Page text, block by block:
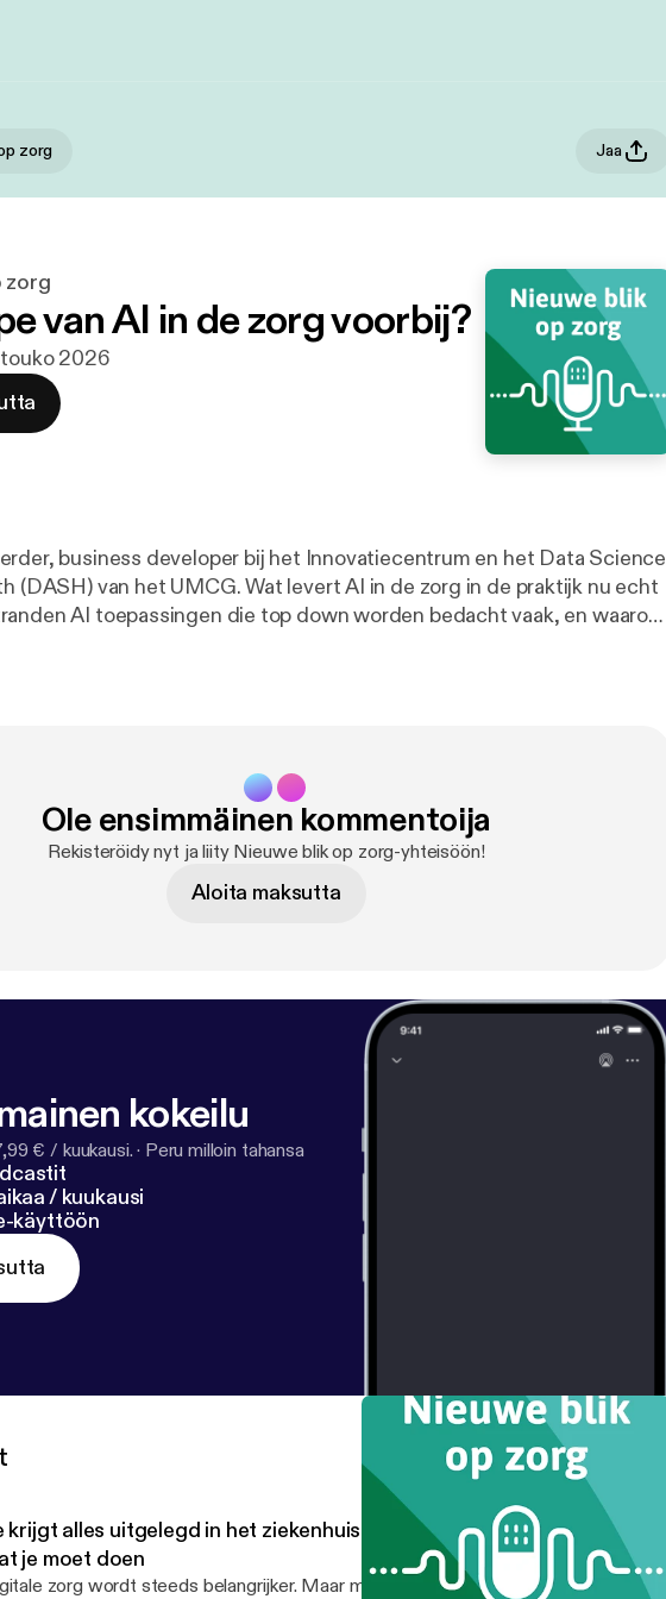
zorg Jaa
zorg
van AI in de zorg voorbij?
touko 2026
business developer bij het Innovatiecentrum en het Data Science
UMCG. Wat levert AI in de zorg in de praktijk nu echt
AI toepassingen die top down worden bedacht vaak, en waarom
Ole ensimmäinen kommentoija
Rekisteröidy nyt ja liity Nieuwe blik op zorg-yhteisöön!
Aloita maksutta
kokeilu
€ / kuukausi. · Peru milloin tahansa
/ kuukausi
käyttöön
krijgt alles uitgelegd in het ziekenhuis… en toch weet je daarna niet
je moet doen
zorg wordt steeds belangrijker. Maar meer technologie betekent niet